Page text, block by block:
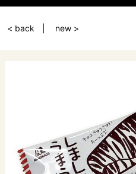
< back new >